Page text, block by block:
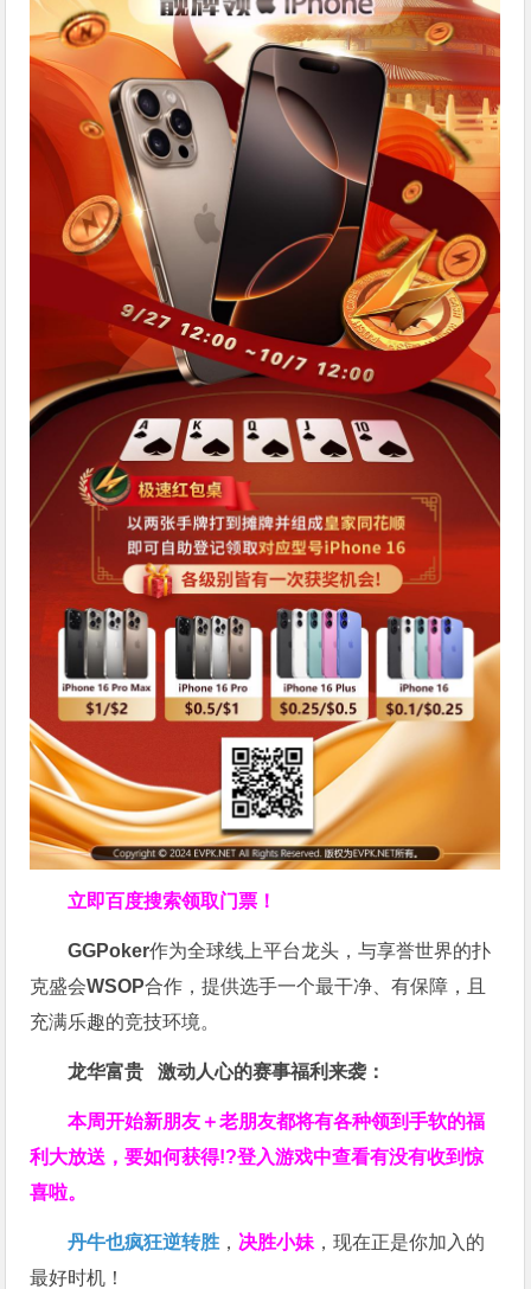
立即百度搜索领取门票！
GGPoker作为全球线上平台龙头，与享誉世界的扑
克盛会WSOP合作，提供选手一个最干净、有保障，且
充满乐趣的竞技环境。
龙华富贵 激动人心的赛事福利来袭：
本周开始新朋友＋老朋友都将有各种领到手软的福
利大放送，要如何获得!?登入游戏中查看有没有收到惊
喜啦。
丹牛也疯狂逆转胜 ， 决胜小妹 ，现在正是你加入的
最好时机！